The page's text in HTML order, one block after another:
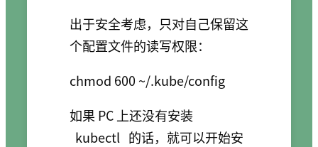
出于安全考虑，只对自己保留这
个配置文件的读写权限：
chmod 600 ~/.kube/config
如果 PC 上还没有安装
kubectl 的话，就可以开始安